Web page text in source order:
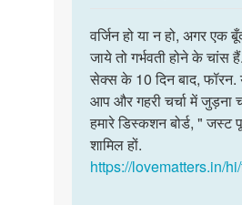
to
मै
एक
लड़की
के
पीछे
वीर्य…
वर्जिन
हो
या
न
हो,
अगर
एक…
वर्जिन हो या न हो, अगर एक
जाये तो गर्भवती होने के चांस
सेक्स के 10 दिन बाद, फॉरन.
आप और गहरी चर्चा में जुड़ना
हमारे डिस्कशन बोर्ड, " जस्ट
शामिल हों.
https://lovematters.in/